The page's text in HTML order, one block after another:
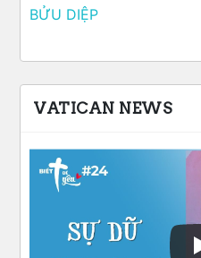
VATICAN NEWS